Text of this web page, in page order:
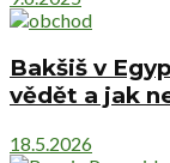
Bakšiš v
vědět a jak
18.5.2026